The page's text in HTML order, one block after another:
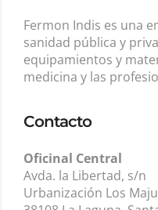
Fermon Indis es una
sanidad pública y
equipamientos y
medicina y las
Contacto
Oficinal Central
Avda. la Libertad, s/n
Urbanización Los